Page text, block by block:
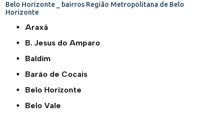
Belo Horizonte _ bairros Região Metropolitana de Belo
Horizonte
Araxá
B. Jesus do Amparo
Baldim
Barão de Cocais
Belo Horizonte
Belo Vale